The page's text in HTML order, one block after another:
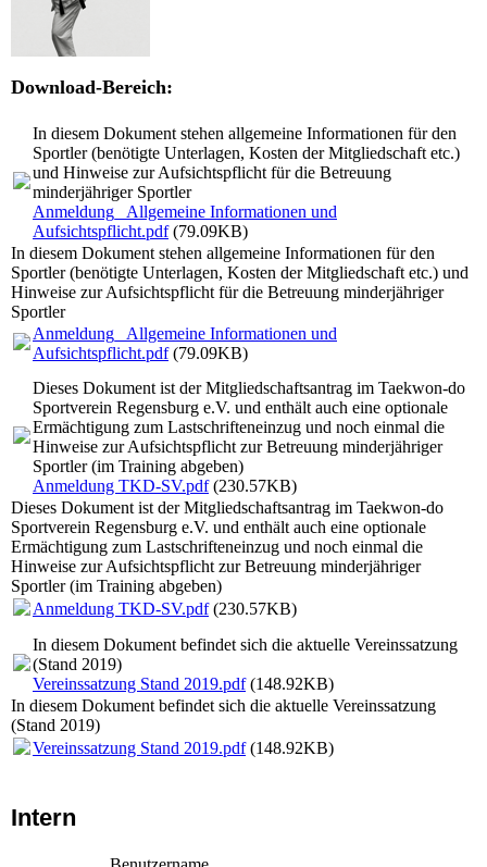
Download-Bereich:
In diesem Dokument stehen allgemeine Informationen für den
Sportler (benötigte Unterlagen, Kosten der Mitgliedschaft etc.)
und Hinweise zur Aufsichtspflicht für die Betreuung
minderjähriger Sportler
Anmeldung_ Allgemeine Informationen und
Aufsichtspflicht.pdf(79.09KB)
In diesem Dokument stehen allgemeine Informationen für den
Sportler (benötigte Unterlagen, Kosten der Mitgliedschaft etc.) und
Hinweise zur Aufsichtspflicht für die Betreuung minderjähriger
Sportler
Anmeldung_ Allgemeine Informationen und
Aufsichtspflicht.pdf(79.09KB)
Dieses Dokument ist der Mitgliedschaftsantrag im Taekwon-do
Sportverein Regensburg e.V. und enthält auch eine optionale
Ermächtigung zum Lastschrifteneinzug und noch einmal die
Hinweise zur Aufsichtspflicht zur Betreuung minderjähriger
Sportler (im Training abgeben)
Anmeldung TKD-SV.pdf(230.57KB)
Dieses Dokument ist der Mitgliedschaftsantrag im Taekwon-do
Sportverein Regensburg e.V. und enthält auch eine optionale
Ermächtigung zum Lastschrifteneinzug und noch einmal die
Hinweise zur Aufsichtspflicht zur Betreuung minderjähriger
Sportler (im Training abgeben)
Anmeldung TKD-SV.pdf(230.57KB)
In diesem Dokument befindet sich die aktuelle Vereinssatzung
(Stand 2019)
Vereinssatzung Stand 2019.pdf(148.92KB)
In diesem Dokument befindet sich die aktuelle Vereinssatzung
(Stand 2019)
Vereinssatzung Stand 2019.pdf(148.92KB)
Intern